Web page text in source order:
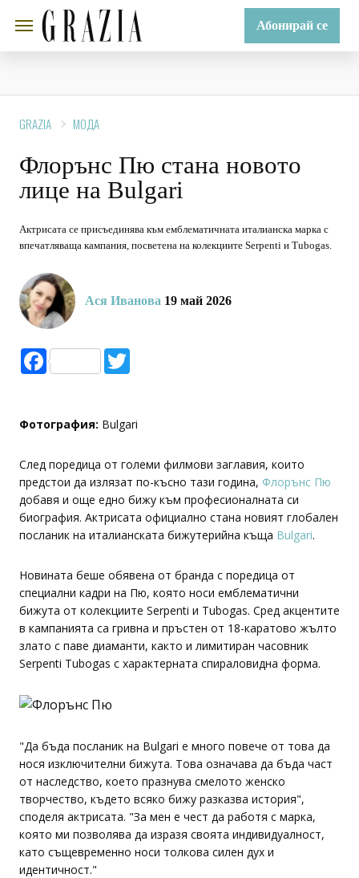
Абонирай се
GRAZIA МОДА
Флорънс Пю стана новото
лице на Bulgari
Актрисата се присъединява към емблематичната италианска марка с
впечатляваща кампания, посветена на колекциите Serpenti и Tubogas.
Ася Иванова 19 май 2026
Facebook
Фотография: Bulgari
След поредица от големи филмови заглавия, които
предстои да излязат по-късно тази година, Флорънс Пю
добавя и още едно бижу към професионалната си
биография. Актрисата официално стана новият глобален
посланик на италианската бижутерийна къща Bulgari.
Новината беше обявена от бранда с поредица от
специални кадри на Пю, която носи емблематични
бижута от колекциите Serpenti и Tubogas. Сред акцентите
в кампанията са гривна и пръстен от 18-каратово жълто
злато с паве диаманти, както и лимитиран часовник
Serpenti Tubogas с характерната спираловидна форма.
"Да бъда посланик на Bulgari е много повече от това да
нося изключителни бижута. Това означава да бъда част
от наследство, което празнува смелото женско
творчество, където всяко бижу разказва история",
споделя актрисата. "За мен е чест да работя с марка,
която ми позволява да изразя своята индивидуалност,
като същевременно носи толкова силен дух и
идентичност."